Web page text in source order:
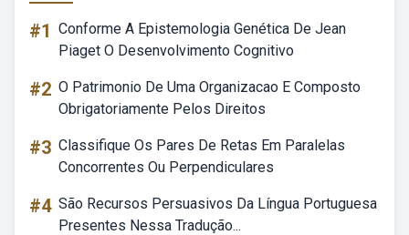
#1 Conforme A Epistemologia Genética De Jean
Piaget O Desenvolvimento Cognitivo
#2 O Patrimonio De Uma Organizacao E Composto
Obrigatoriamente Pelos Direitos
#3 Classifique Os Pares De Retas Em Paralelas
Concorrentes Ou Perpendiculares
#4 São Recursos Persuasivos Da Língua Portuguesa
Presentes Nessa Tradução...